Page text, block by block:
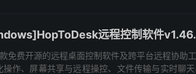
远程控制软件
免费开源的远程桌面控制软件及跨平台远程协助
作、屏幕共享与远程操控、文件传输与实时聊